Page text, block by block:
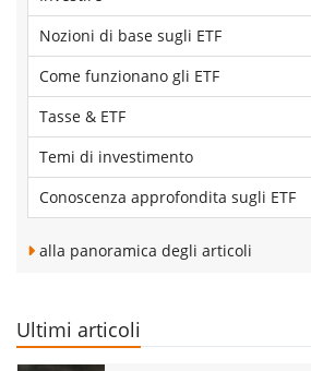
Nozioni di base sugli ETF
Come funzionano gli ETF
Tasse & ETF
Temi di investimento
Conoscenza approfondita sugli ETF
alla panoramica degli articoli
Ultimi articoli